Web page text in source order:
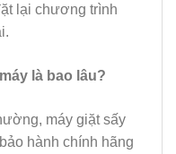
lại chương trình
là bao lâu?
máy giặt sấy
hành chính hãng